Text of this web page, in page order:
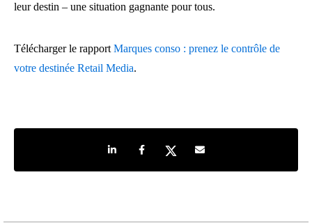
leur destin – une situation gagnante pour tous.
Télécharger le rapport Marques conso : prenez le contrôle de
votre destinée Retail Media.
Share on LinkedIn
Share on Facebook
Share on TwitterShare by e-mail